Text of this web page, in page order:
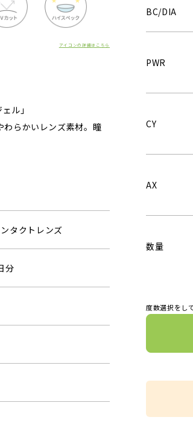
アイコンの詳細はこちら
ル」
らかいレンズ素材。瞳
タクトレンズ
分
BC/DIA
PWR
CY
AX
数量
度数選択をし